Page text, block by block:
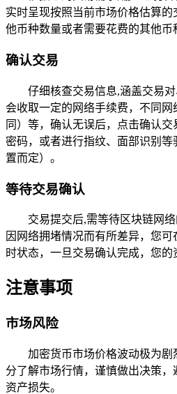
实时呈现按照当前市场价格估算
他币种数量或者需要花费的其他币
确认交易
仔细核查交易信息,涵盖交易
会收取一定的网络手续费，不同
同）等，确认无误后，点击确认
密码，或者进行指纹、面部识别
置而定）。
等待交易确认
交易提交后,需等待区块链网
因网络拥堵情况而有所差异，您可
时状态，一旦交易确认完成，您的
注意事项
市场风险
加密货币市场价格波动极为
分了解市场行情，谨慎做出决策
资产损失。